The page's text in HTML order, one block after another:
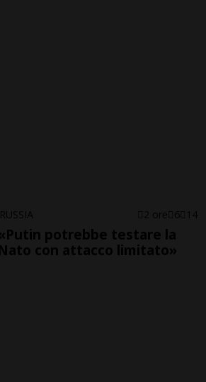
RUSSIA 2 ore 6 14
potrebbe testare la
con attacco limitato»